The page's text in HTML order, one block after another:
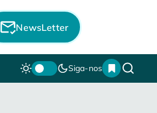
NewsLetter
Siga-nos